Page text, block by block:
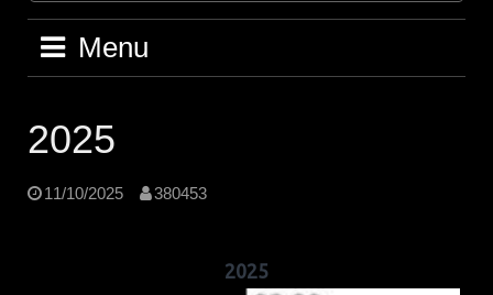
Menu
2025
11/10/2025 380453
2025